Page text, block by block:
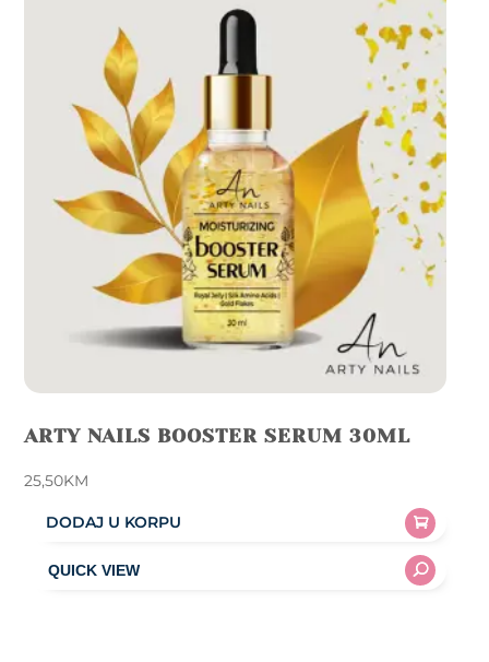
product
ARTY NAILS BOOSTER SERUM 30ML
25,50KM
DODAJ U KORPU